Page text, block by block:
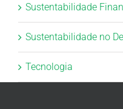
Sustentabilidade
Sustentabilidade no
Tecnologia